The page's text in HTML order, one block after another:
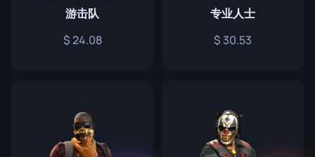
游击队
24.08
专业人士
30.53